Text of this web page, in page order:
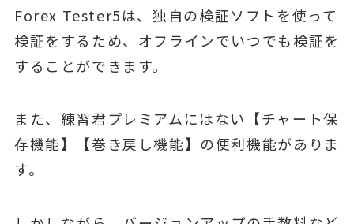
Forex Tester5は、独自の検証ソフトを使って
検証をするため、オフラインでいつでも検証を
することができます。
また、練習君プレミアムにはない【チャート保
存機能】【巻き戻し機能】の便利機能がありま
す。